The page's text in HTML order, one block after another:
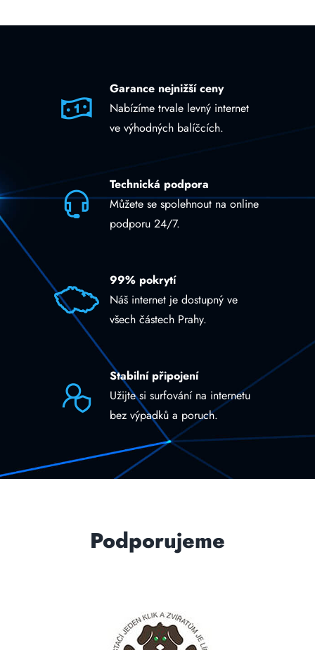
Garance nejnižší ceny
Nabízíme trvale levný internet
ve výhodných balíčcích.
Technická podpora
Můžete se spolehnout na online
podporu 24/7.
99% pokrytí
Náš internet je dostupný ve
všech částech Prahy.
Stabilní připojení
Užijte si surfování na internetu
bez výpadků a poruch.
Podporujeme